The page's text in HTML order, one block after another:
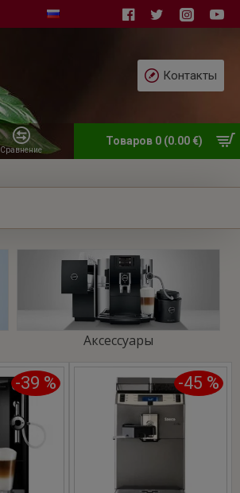
Контакты
Сравнение
Товаров 0 (0.00 €)
Аксессуары
-39 % -45 %